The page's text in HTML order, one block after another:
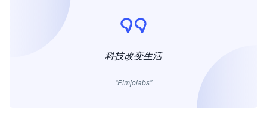
科技改变生活
“Pimjolabs”